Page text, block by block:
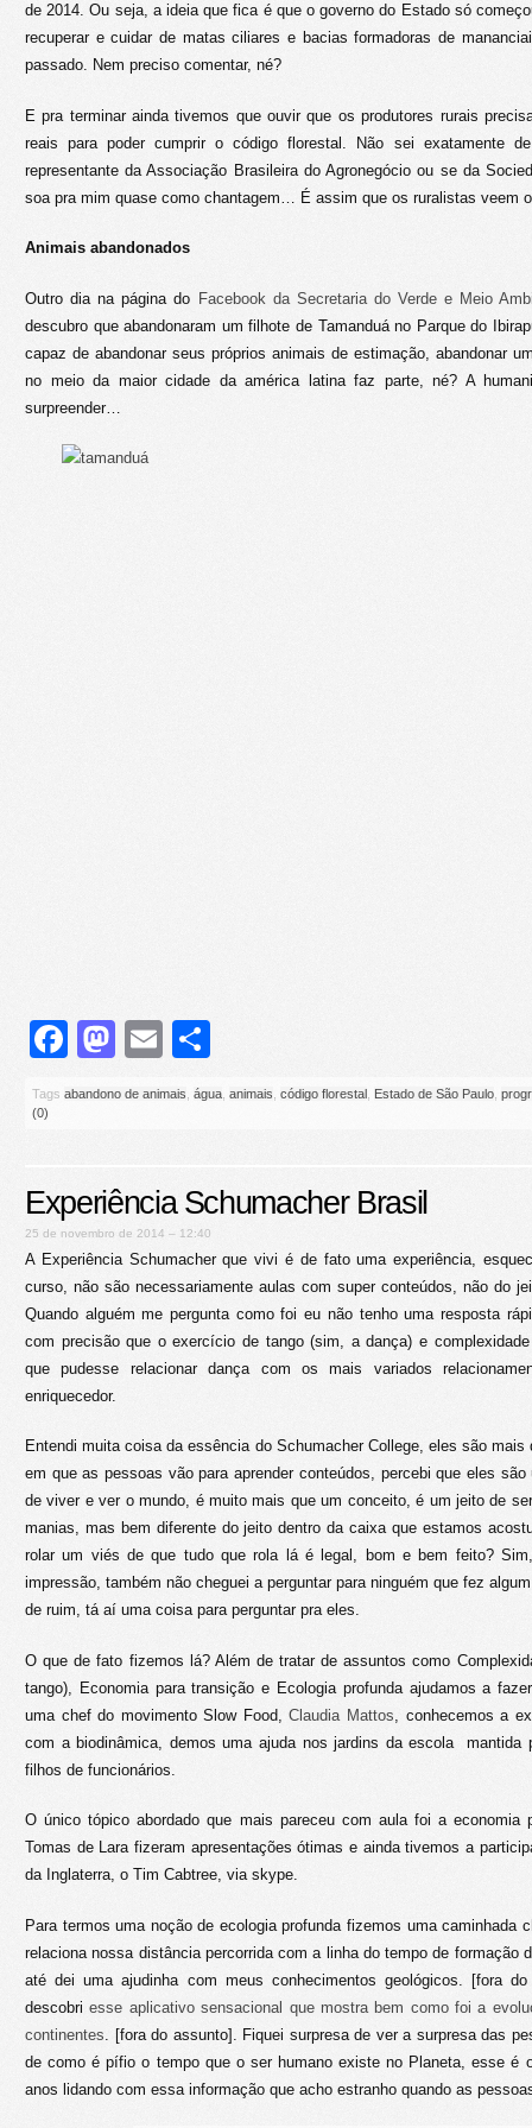
de 2014. Ou seja, a ideia que fica é que o governo do Estado só
recuperar e cuidar de matas ciliares e bacias formadoras de
passado. Nem preciso comentar, né?
E pra terminar ainda tivemos que ouvir que os produtores rurais
reais para poder cumprir o código florestal. Não sei exatamente
representante da Associação Brasileira do Agronegócio ou se da
soa pra mim quase como chantagem… É assim que os ruralistas veem
Animais abandonados
Outro dia na página do Facebook da Secretaria do Verde e Meio
descubro que abandonaram um filhote de Tamanduá no Parque do
capaz de abandonar seus próprios animais de estimação, abandonar
no meio da maior cidade da américa latina faz parte, né? A
surpreender…
Facebook
Mastodon
Email
Tags abandono de animais água animais código florestal Estado de São Paulo
(0)
Experiência Schumacher Brasil
25 de novembro de 2014 – 12:40
A Experiência Schumacher que vivi é de fato uma experiência,
curso, não são necessariamente aulas com super conteúdos, não do
Quando alguém me pergunta como foi eu não tenho uma resposta
com precisão que o exercício de tango (sim, a dança) e
que pudesse relacionar dança com os mais variados
enriquecedor.
Entendi muita coisa da essência do Schumacher College, eles são
em que as pessoas vão para aprender conteúdos, percebi que eles
de viver e ver o mundo, é muito mais que um conceito, é um jeito de
manias, mas bem diferente do jeito dentro da caixa que estamos
rolar um viés de que tudo que rola lá é legal, bom e bem feito?
impressão, também não cheguei a perguntar para ninguém que fez
de ruim, tá aí uma coisa para perguntar pra eles.
O que de fato fizemos lá? Além de tratar de assuntos como
tango), Economia para transição e Ecologia profunda ajudamos a
uma chef do movimento Slow Food,Claudia Mattos , conhecemos a
com a biodinâmica, demos uma ajuda nos jardins da escola mantida
filhos de funcionários.
O único tópico abordado que mais pareceu com aula foi a economia
Tomas de Lara fizeram apresentações ótimas e ainda tivemos a
da Inglaterra, o Tim Cabtree, via skype.
Para termos uma noção de ecologia profunda fizemos uma caminhada
relaciona nossa distância percorrida com a linha do tempo de formação
até dei uma ajudinha com meus conhecimentos geológicos. [fora do
descobriesse aplicativo sensacional que mostra bem como foi a
continentes . [fora do assunto]. Fiquei surpresa de ver a surpresa das
de como é pífio o tempo que o ser humano existe no Planeta, esse é
anos lidando com essa informação que acho estranho quando as